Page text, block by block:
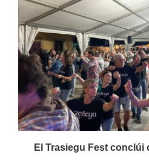
El Trasiegu Fest conclúi